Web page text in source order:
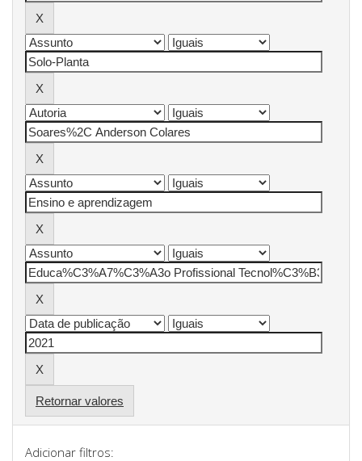
Retornar valores
Adicionar filtros: